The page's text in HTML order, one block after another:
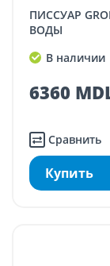
ПИССУАР GROHE BAU, С ВНЕШНИМ ПОДВОДОМ
ВОДЫ
В наличии
6360
Сравнить
Купить